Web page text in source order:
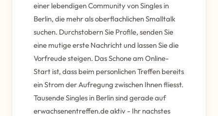
einer lebendigen Community von Singles in
Berlin, die mehr als oberflachlichen Smalltalk
suchen. Durchstobern Sie Profile, senden Sie
eine mutige erste Nachricht und lassen Sie die
Vorfreude steigen. Das Schone am Online-
Start ist, dass beim personlichen Treffen bereits
ein Strom der Aufregung zwischen Ihnen fliesst.
Tausende Singles in Berlin sind gerade auf
erwachsenentreffen.de aktiv - Ihr nachstes